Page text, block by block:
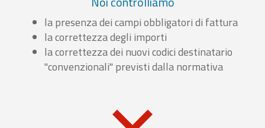
la presenza dei campi obbligatori di fattura
la correttezza degli importi
la correttezza dei nuovi codici destinatario
"convenzionali" previsti dalla normativa